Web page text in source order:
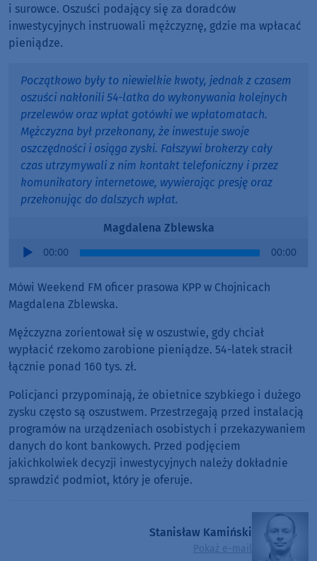
i surowce. Oszuści podający się za doradców
inwestycyjnych instruowali mężczyznę, gdzie ma wpłacać
pieniądze.
Początkowo były to niewielkie kwoty, jednak z czasem
oszuści nakłonili 54-latka do wykonywania kolejnych
przelewów oraz wpłat gotówki we wpłatomatach.
Mężczyzna był przekonany, że inwestuje swoje
oszczędności i osiąga zyski. Fałszywi brokerzy cały
czas utrzymywali z nim kontakt telefoniczny i przez
komunikatory internetowe, wywierając presję oraz
przekonując do dalszych wpłat.
Magdalena Zblewska
Audio
00:00 00:00
Mówi Weekend FM oficer prasowa KPP w Chojnicach
Magdalena Zblewska.
Mężczyzna zorientował się w oszustwie, gdy chciał
wypłacić rzekomo zarobione pieniądze. 54-latek stracił
łącznie ponad 160 tys. zł.
Policjanci przypominają, że obietnice szybkiego i dużego
zysku często są oszustwem. Przestrzegają przed instalacją
programów na urządzeniach osobistych i przekazywaniem
danych do kont bankowych. Przed podjęciem
jakichkolwiek decyzji inwestycyjnych należy dokładnie
sprawdzić podmiot, który je oferuje.
Stanisław Kamiński
Pokaż e-mail